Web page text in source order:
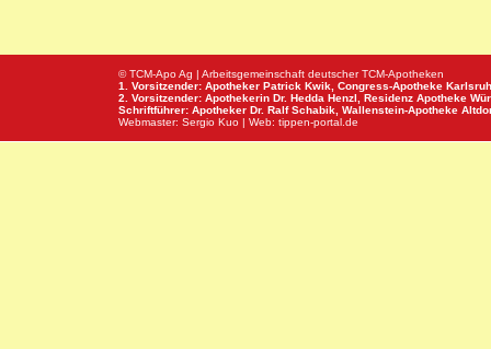
© TCM-Apo Ag | Arbeitsgemeinschaft deutscher TCM-Apotheken
1. Vorsitzender: Apotheker Patrick Kwik, Congress-Apotheke
2. Vorsitzender: Apothekerin Dr. Hedda Henzl, Residenz Apotheke
Schriftführer: Apotheker Dr. Ralf Schabik, Wallenstein-Apotheke
Webmaster: Sergio Kuo | Web: tippen-portal.de